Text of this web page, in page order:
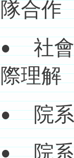
隊合作
• 社會
際理解
• 院系